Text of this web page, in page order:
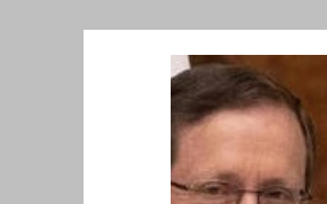
Նորություններ/
Migrazione e